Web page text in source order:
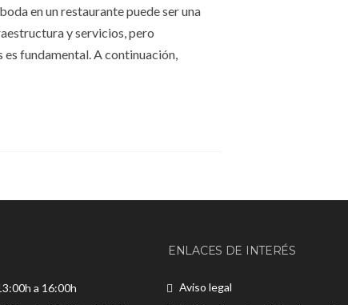
en un restaurante puede ser una
y servicios, pero
fundamental. A continuación,
a 16:00h
ENLACES DE INTERÉS
Aviso legal